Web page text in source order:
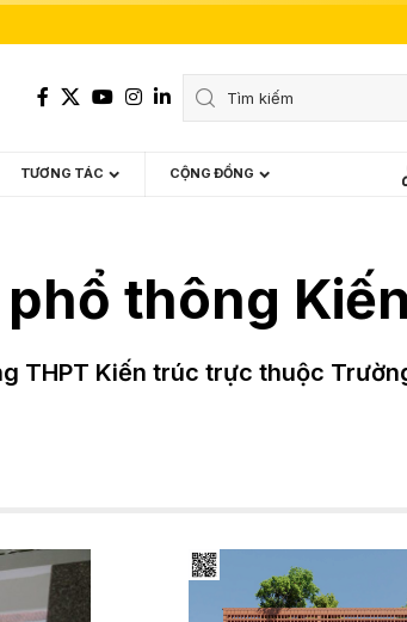
TƯƠNG TÁC CỘNG ĐỒNG
thông
THPT Kiến trúc trực thuộc